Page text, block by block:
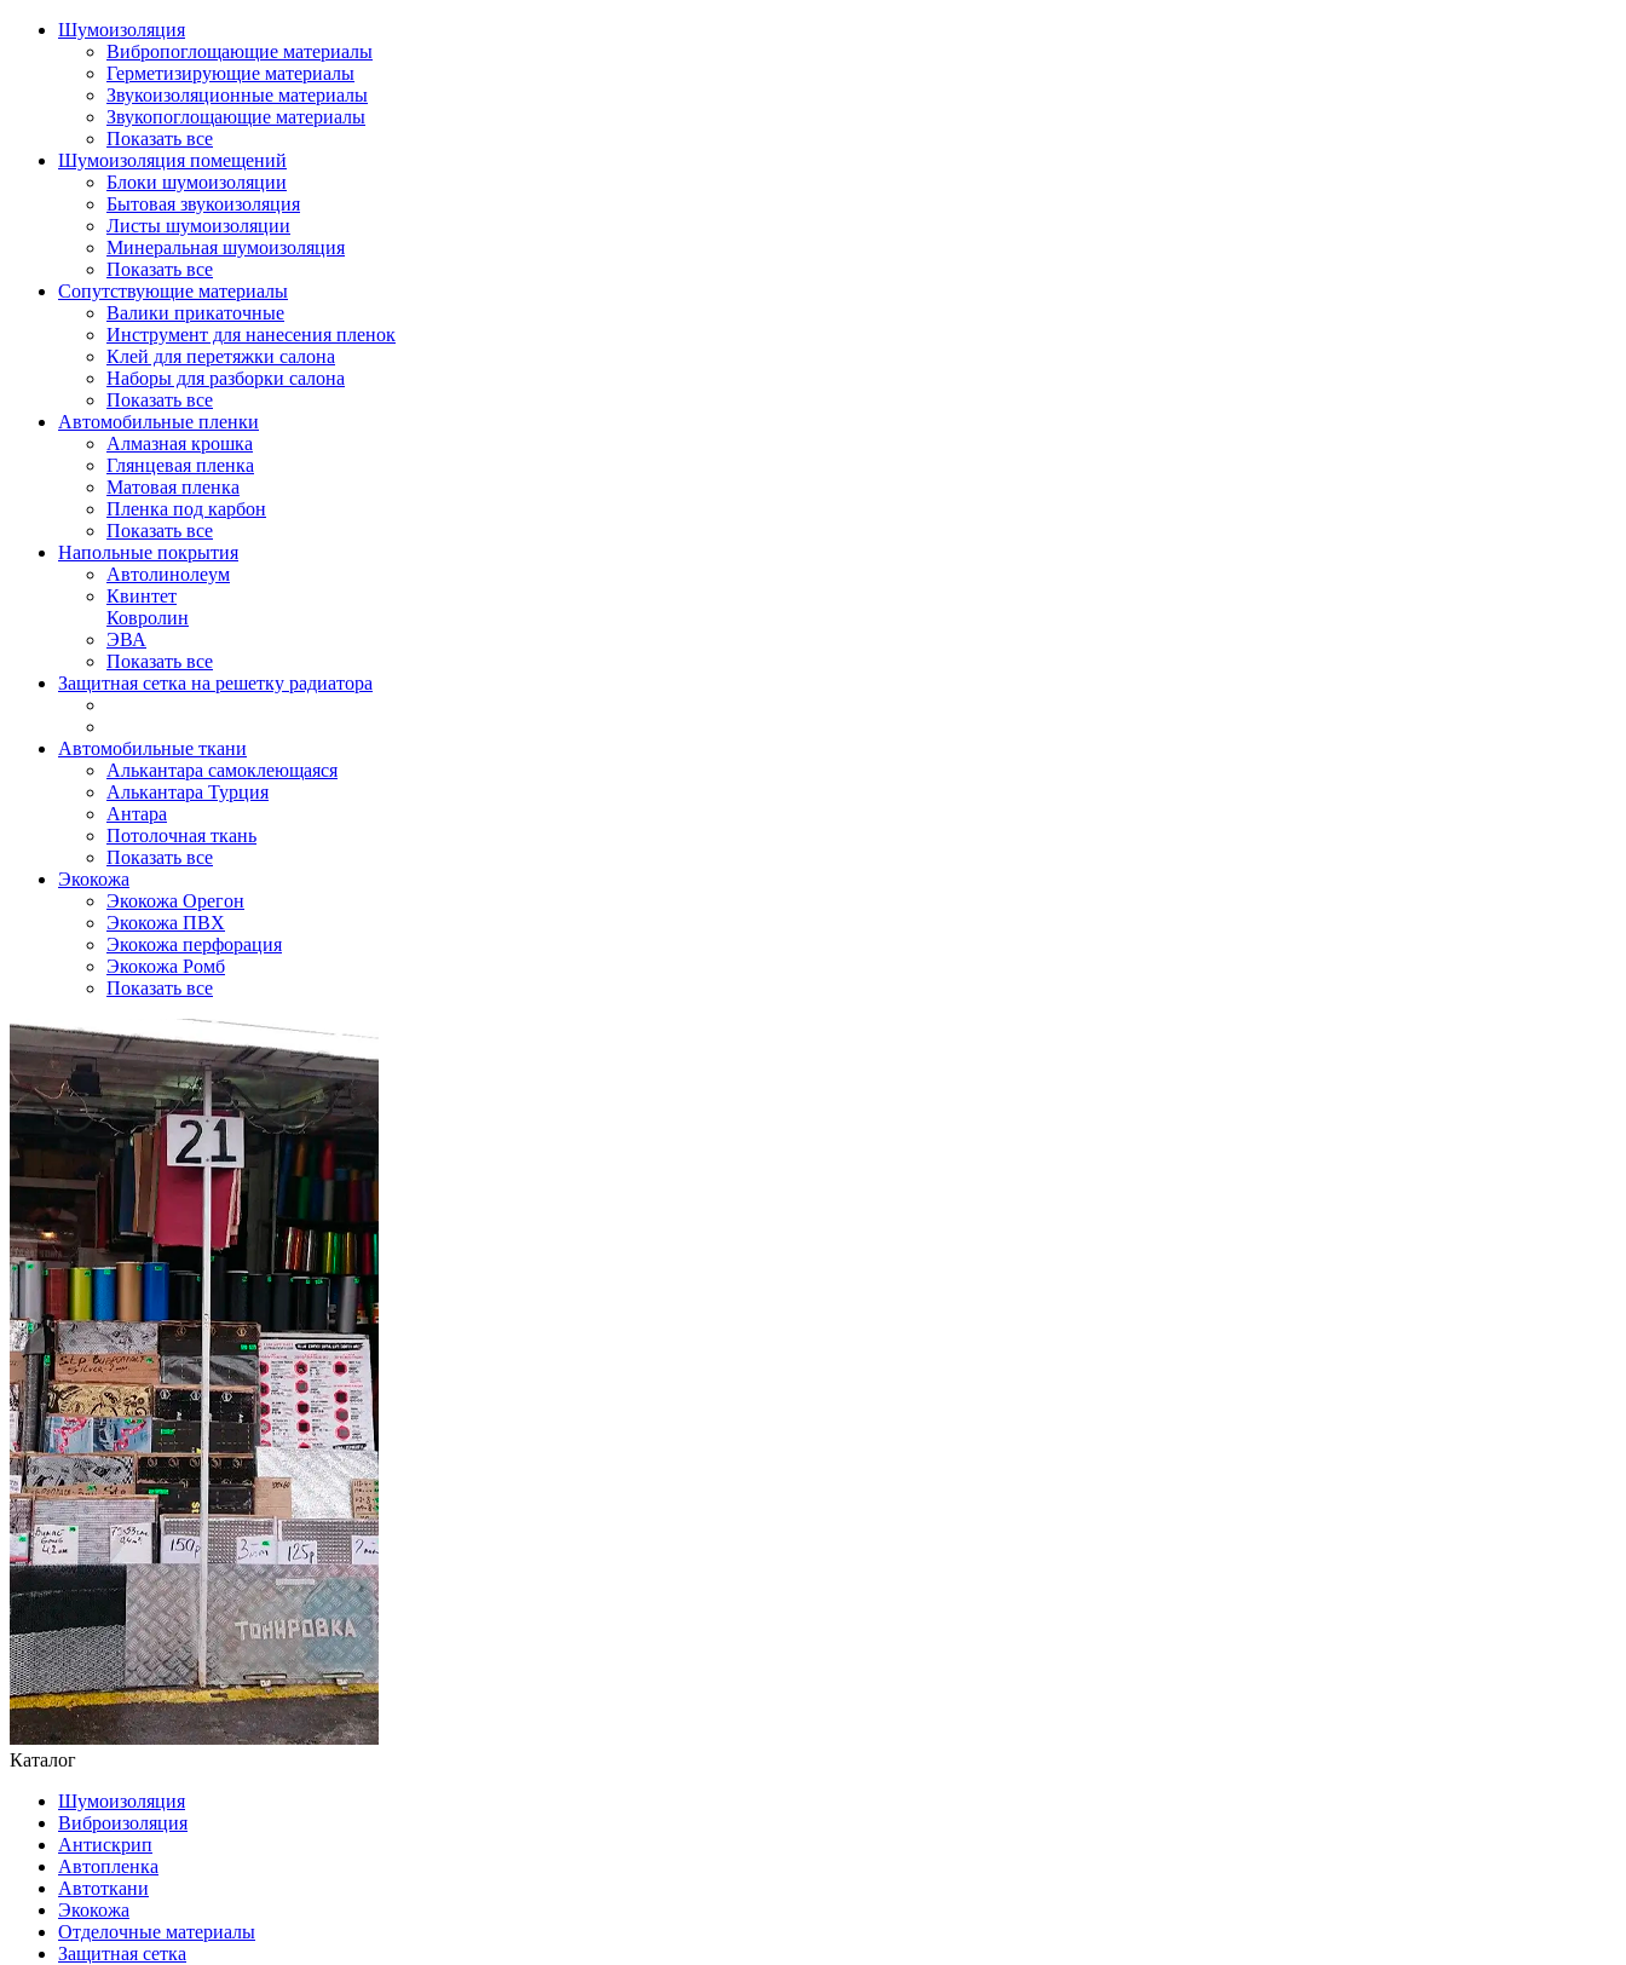
Шумоизоляция
Вибропоглощающие материалы
Герметизирующие материалы
Звукоизоляционные материалы
Звукопоглощающие материалы
Показать все
Шумоизоляция помещений
Блоки шумоизоляции
Бытовая звукоизоляция
Листы шумоизоляции
Минеральная шумоизоляция
Показать все
Сопутствующие материалы
Валики прикаточные
Инструмент для нанесения пленок
Клей для перетяжки салона
Наборы для разборки салона
Показать все
Автомобильные пленки
Алмазная крошка
Глянцевая пленка
Матовая пленка
Пленка под карбон
Показать все
Напольные покрытия
Автолинолеум
Квинтет
Ковролин
ЭВА
Показать все
Защитная сетка на решетку радиатора
Автомобильные ткани
Алькантара самоклеющаяся
Алькантара Турция
Антара
Потолочная ткань
Показать все
Экокожа
Экокожа Орегон
Экокожа ПВХ
Экокожа перфорация
Экокожа Ромб
Показать все
Каталог
Шумоизоляция
Виброизоляция
Антискрип
Автопленка
Автоткани
Экокожа
Отделочные материалы
Защитная сетка